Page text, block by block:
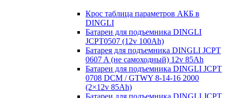
Крос таблица параметров АКБ в
DINGLI
Батареи для подъемника DINGLI
JCPT0507 (12v 100Ah)
Батарея для подъемника DINGLI JCPT
0607 A (не самоходный) 12v 85Ah
Батареи для подъемника DINGLI JCPT
0708 DCM / GTWY 8-14-16 2000
(2×12v 85Ah)
Батареи для подъемника DINGLI JCPT